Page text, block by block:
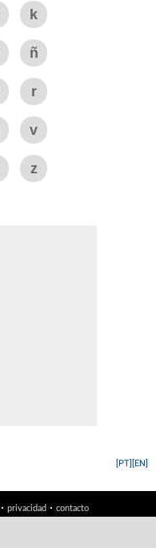
k
ñ
r
v
z
[EN]
[PT]
· privacidad· contacto